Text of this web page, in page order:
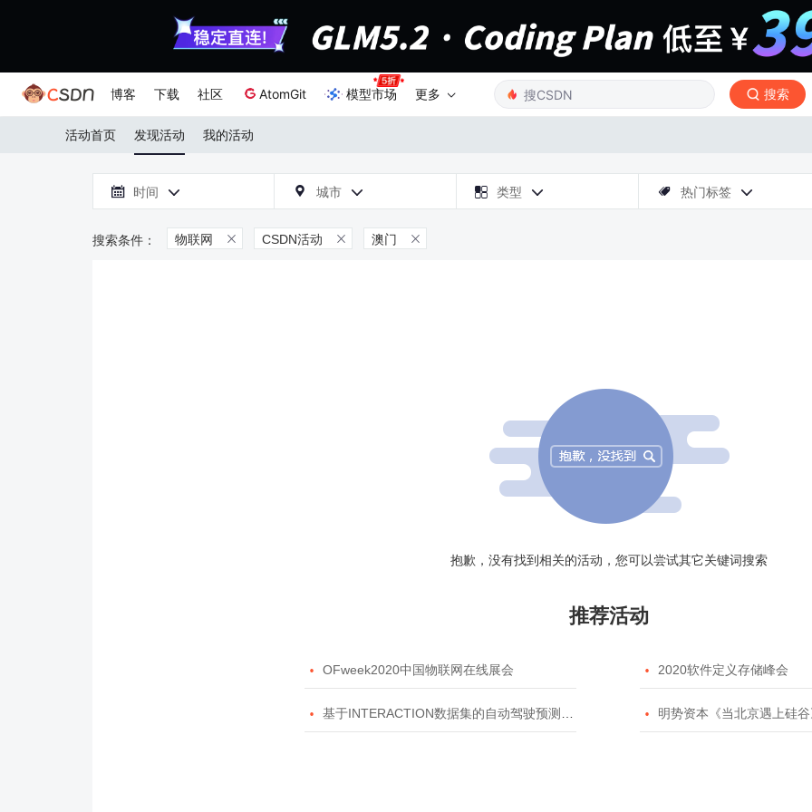
博客 下载 社区 AtomGit 模型市场 更多 搜索
活动首页 发现活动 我的活动
 时间   城市   类型   热门标签 
物联网  CSDN活动  澳门 
抱歉，没有找到相关的活动，您可以尝试其它关键词搜索
推荐活动
 OFweek2020中国物联网在线展会  2020软件定义存储峰会
 基于INTERACTION数据集的自动驾驶预测模型挑战赛  明势资本《当北京遇上硅谷》系列